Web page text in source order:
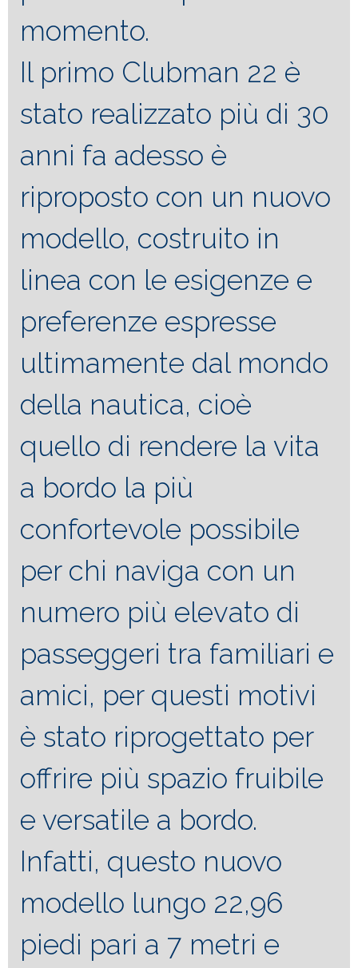
momento.
Il primo Clubman 22 è
stato realizzato più di 30
anni fa adesso è
riproposto con un nuovo
modello, costruito in
linea con le esigenze e
preferenze espresse
ultimamente dal mondo
della nautica, cioè
quello di rendere la vita
a bordo la più
confortevole possibile
per chi naviga con un
numero più elevato di
passeggeri tra familiari e
amici, per questi motivi
è stato riprogettato per
offrire più spazio fruibile
e versatile a bordo.
Infatti, questo nuovo
modello lungo 22,96
piedi pari a 7 metri e